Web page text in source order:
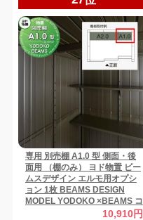
専用 別売棚 A1.0 型 側面・後
面用 （棚のみ） ヨド物置 ビー
ムスデザイン エルモ用オプシ
ョン 1枚 BEAMS DESIGN
MODEL YODOKO ×BEAMS コ
ラボ物置 ヨドコウ 淀川製鋼所
10,910円